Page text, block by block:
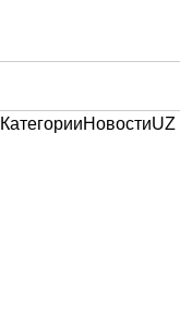
КатегорииНовостиUZ